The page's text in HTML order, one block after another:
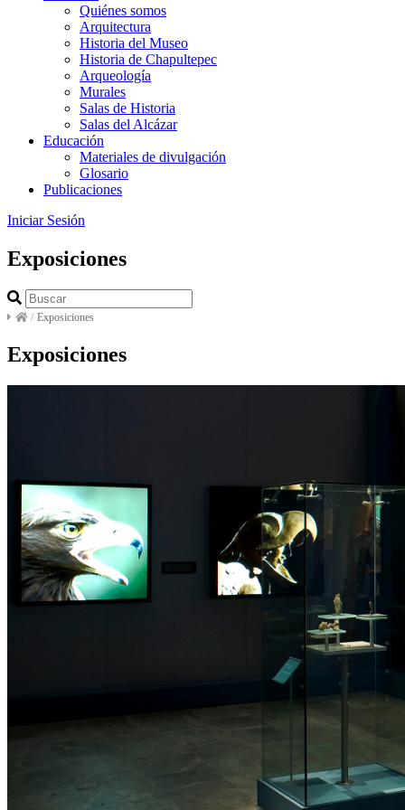
Quiénes somos
Arquitectura
Historia del Museo
Historia de Chapultepec
Arqueología
Murales
Salas de Historia
Salas del Alcázar
Educación
Materiales de divulgación
Glosario
Publicaciones
Iniciar Sesión
Exposiciones
/ Exposiciones
Exposiciones